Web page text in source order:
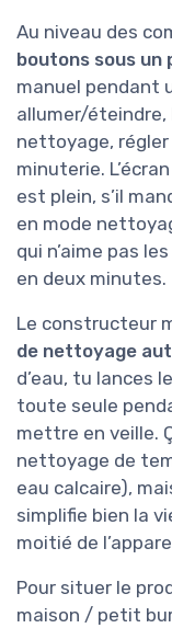
Au niveau des
boutons sous
manuel pendant
allumer/éteindre,
nettoyage,
minuterie.
est plein, s’il
en mode
qui n’aime pas
en deux minutes.
Le constructeur
de nettoyage
d’eau, tu lances
toute seule
mettre en veille.
nettoyage de
eau calcaire),
simplifie bien la
moitié de
Pour situer le
maison / petit